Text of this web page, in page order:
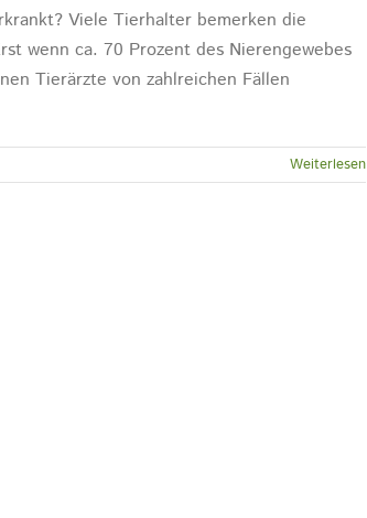
Viele Tierhalter bemerken die
wenn ca. 70 Prozent des Nierengewebes
Tierärzte von zahlreichen Fällen
Weiterlesen